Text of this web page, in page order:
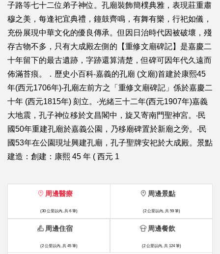
子路等七十二位弟子神位。孔廟裝飾簡樸典雅，表現莊重肅
穆之美，每逢祀宜典禮，鐘鼓齊鳴，有舞有樂，行祀如儀，
充份展現中華文化的優良傳承。但因日治時代因被破壞，殘
存古物不多，只有大成殿左側的【重修文廟碑記】是嘉慶二
十年留下的最古遺跡，字跡還算清楚，但碑可因年代久遠而
佈滿苔痕。．歷史小百科‧嘉義的孔廟 (文廟)首建於康熙45
年(西元1706年)‧孔廟左前方之「重修文廟碑記」係於嘉慶二
十年 (西元1815年) 刻立。‧光緒三十二年(西元1907年)嘉義
大地震，孔子神位移於文昌閣中，旋又寄南門聖神宮。‧民
國50年重建孔廟於嘉義公園，乃移廟碑置於新廟之旁。‧民
國53年在公園現址興建孔廟，孔子聖牌安祀於大成殿。景點
建造：創建：康熙 45 年 ( 西元 1
周邊醫療
(30 公里以內, 共 6 筆)
周邊景點
(2 公里以內, 共 59 筆)
周邊住宿
(2 公里以內, 共 45 筆)
周邊餐飲
(2 公里以內, 共 124 筆)